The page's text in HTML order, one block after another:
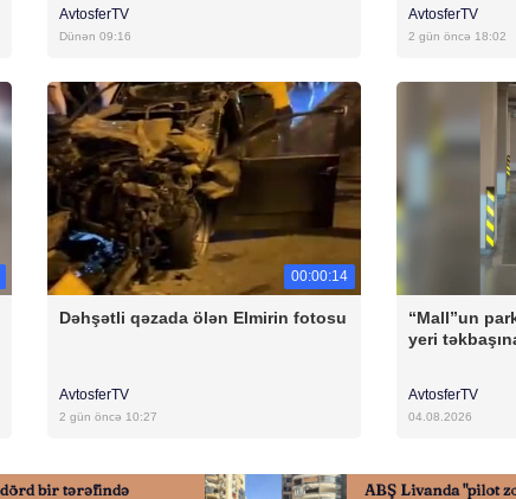
AvtosferTV
Dünən 09:16
AvtosferTV
2 gün öncə 18:02
00:00:14
Dəhşətli qəzada ölən Elmirin fotosu
AvtosferTV
2 gün öncə 10:27
“Mall”un
yeri
AvtosferTV
04.08.2026